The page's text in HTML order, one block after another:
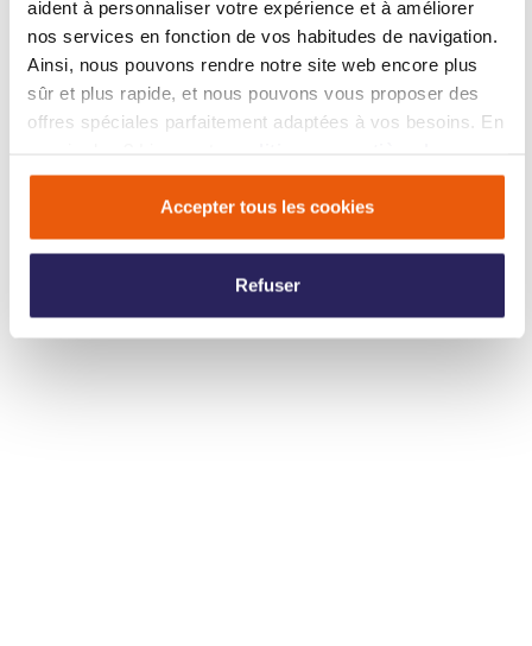
aident à personnaliser votre expérience et à améliorer
nos services en fonction de vos habitudes de navigation.
Ainsi, nous pouvons rendre notre site web encore plus
sûr et plus rapide, et nous pouvons vous proposer des
offres spéciales parfaitement adaptées à vos besoins. En
cookies.
Accepter tous les cookies
Refuser